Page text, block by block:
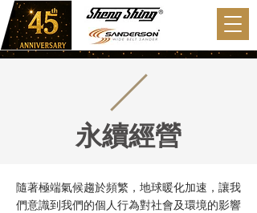
永續經營
隨著極端氣候趨於頻繁，地球暖化加速，讓我
們意識到我們的個人行為對社會及環境的影響